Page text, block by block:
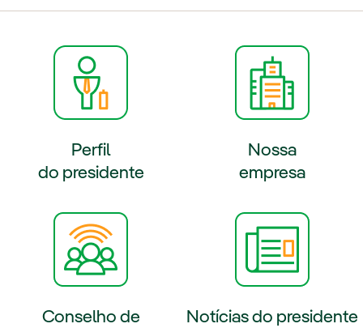
Perfil
do presidente
abra em uma nova aba.
Nossa
empresa
Link externo, abra em uma
Conselho de
Notícias do presidente